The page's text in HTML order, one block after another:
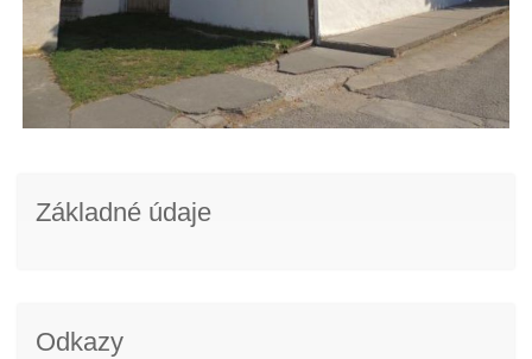
Základné údaje
Odkazy